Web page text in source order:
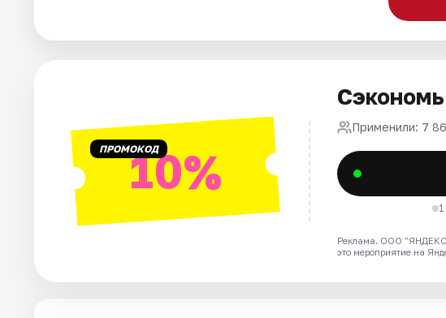
ПРОМОКОД10%
Применили: 7
Реклама. ООО "ЯНДЕКС
это мероприятие на